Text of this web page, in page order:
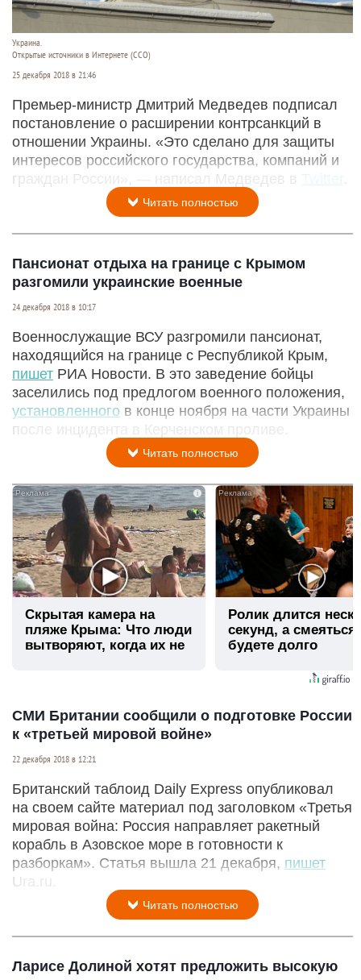
Украина.
Открытые источники в Интернете (ССО)
25 декабря 2018 в 21:46
Премьер-министр Дмитрий Медведев подписал
постановление о расширении контрсанкций в
отношении Украины. «Это сделано для защиты
интересов российского государства, компаний и
граждан России», — написал Медведев в Twitter .
Читать полностью
Пансионат отдыха на границе с Крымом
разгомили украинские военные
24 декабря 2018 в 10:17
Военнослужащие ВСУ разгромили пансионат,
находящийся на границе с Республикой Крым,
пишет РИА Новости. В это заведение бойцы
заселились под предлогом военного положения,
установленного в конце ноября на части Украины
после инцидента в Керченском проливе.
Читать полностью
i
Скрытая камера на
пляже Крыма: Что люди
вытворяют, когда их не
Ролик длится
секунд, а
будете долго
СМИ Британии сообщили о подготовке России
к «третьей мировой войне»
22 декабря 2018 в 12:21
Британский таблоид Daily Express опубликовал
на своем сайте материал под заголовком «Третья
мировая война: Россия направляет ракетный
корабль в Азовское море в готовности к
разборкам». Статья вышла 21 декабря, пишет
Ura.ru.
Читать полностью
Ларисе Долиной хотят предложить высокую